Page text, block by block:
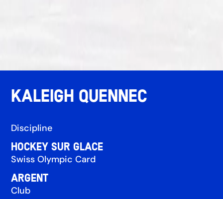
Kaleigh Quennec
Discipline
Hockey sur glace
Swiss Olympic Card
Argent
Club